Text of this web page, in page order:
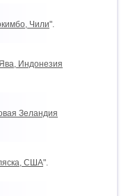
Чили".
Индонезия
Зеландия
США".